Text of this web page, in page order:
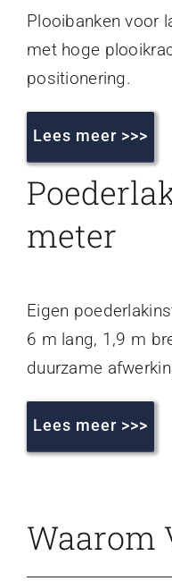
Plooibanken voor
met hoge
positionering.
Lees meer >>>
meter
Eigen
6 m lang, 1,9 m
duurzame
Lees meer >>>
Waarom